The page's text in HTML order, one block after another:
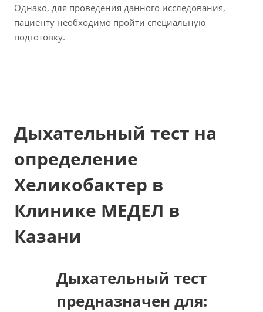
Однако, для проведения данного исследования,
пациенту необходимо пройти специальную
подготовку.
Дыхательный тест на
определение
Хеликобактер в
Клинике МЕДЕЛ в
Казани
Дыхательный тест
предназначен для: